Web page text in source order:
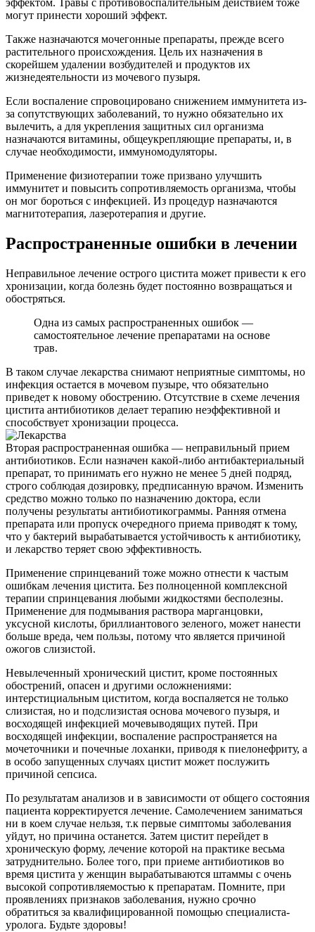
эффектом. Травы с противовоспалительным действием тоже
могут принести хороший эффект.
Также назначаются мочегонные препараты, прежде всего
растительного происхождения. Цель их назначения в
скорейшем удалении возбудителей и продуктов их
жизнедеятельности из мочевого пузыря.
Если воспаление спровоцировано снижением иммунитета из-
за сопутствующих заболеваний, то нужно обязательно их
вылечить, а для укрепления защитных сил организма
назначаются витамины, общеукрепляющие препараты, и, в
случае необходимости, иммуномодуляторы.
Применение физиотерапии тоже призвано улучшить
иммунитет и повысить сопротивляемость организма, чтобы
он мог бороться с инфекцией. Из процедур назначаются
магнитотерапия, лазеротерапия и другие.
Распространенные ошибки в лечении
Неправильное лечение острого цистита может привести к его
хронизации, когда болезнь будет постоянно возвращаться и
обостряться.
Одна из самых распространенных ошибок —
самостоятельное лечение препаратами на основе
трав.
В таком случае лекарства снимают неприятные симптомы, но
инфекция остается в мочевом пузыре, что обязательно
приведет к новому обострению. Отсутствие в схеме лечения
цистита антибиотиков делает терапию неэффективной и
способствует хронизации процесса.
Вторая распространенная ошибка — неправильный прием
антибиотиков. Если назначен какой-либо антибактериальный
препарат, то принимать его нужно не менее 5 дней подряд,
строго соблюдая дозировку, предписанную врачом. Изменить
средство можно только по назначению доктора, если
получены результаты антибиотикограммы. Ранняя отмена
препарата или пропуск очередного приема приводят к тому,
что у бактерий вырабатывается устойчивость к антибиотику,
и лекарство теряет свою эффективность.
Применение спринцеваний тоже можно отнести к частым
ошибкам лечения цистита. Без полноценной комплексной
терапии спринцевания любыми жидкостями бесполезны.
Применение для подмывания раствора марганцовки,
уксусной кислоты, бриллиантового зеленого, может нанести
больше вреда, чем пользы, потому что является причиной
ожогов слизистой.
Невылеченный хронический цистит, кроме постоянных
обострений, опасен и другими осложнениями:
интерстициальным циститом, когда воспаляется не только
слизистая, но и подслизистая основа мочевого пузыря, и
восходящей инфекцией мочевыводящих путей. При
восходящей инфекции, воспаление распространяется на
мочеточники и почечные лоханки, приводя к пиелонефриту, а
в особо запущенных случаях цистит может послужить
причиной сепсиса.
По результатам анализов и в зависимости от общего состояния
пациента корректируется лечение. Самолечением заниматься
ни в коем случае нельзя, т.к первые симптомы заболевания
уйдут, но причина останется. Затем цистит перейдет в
хроническую форму, лечение которой на практике весьма
затруднительно. Более того, при приеме антибиотиков во
время цистита у женщин вырабатываются штаммы с очень
высокой сопротивляемостью к препаратам. Помните, при
проявлениях признаков заболевания, нужно срочно
обратиться за квалифицированной помощью специалиста-
уролога. Будьте здоровы!